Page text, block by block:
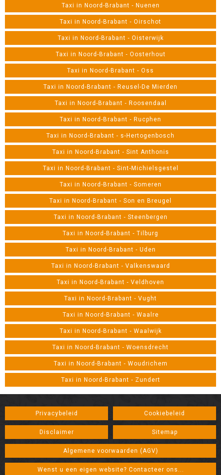
Taxi in Noord-Brabant - Nuenen
Taxi in Noord-Brabant - Oirschot
Taxi in Noord-Brabant - Oisterwijk
Taxi in Noord-Brabant - Oosterhout
Taxi in Noord-Brabant - Oss
Taxi in Noord-Brabant - Reusel-De Mierden
Taxi in Noord-Brabant - Roosendaal
Taxi in Noord-Brabant - Rucphen
Taxi in Noord-Brabant - s-Hertogenbosch
Taxi in Noord-Brabant - Sint Anthonis
Taxi in Noord-Brabant - Sint-Michielsgestel
Taxi in Noord-Brabant - Someren
Taxi in Noord-Brabant - Son en Breugel
Taxi in Noord-Brabant - Steenbergen
Taxi in Noord-Brabant - Tilburg
Taxi in Noord-Brabant - Uden
Taxi in Noord-Brabant - Valkenswaard
Taxi in Noord-Brabant - Veldhoven
Taxi in Noord-Brabant - Vught
Taxi in Noord-Brabant - Waalre
Taxi in Noord-Brabant - Waalwijk
Taxi in Noord-Brabant - Woensdrecht
Taxi in Noord-Brabant - Woudrichem
Taxi in Noord-Brabant - Zundert
Privacybeleid Cookiebeleid
Disclaimer Sitemap
Algemene voorwaarden (AGV)
Wenst u een eigen website? Contacteer ons...